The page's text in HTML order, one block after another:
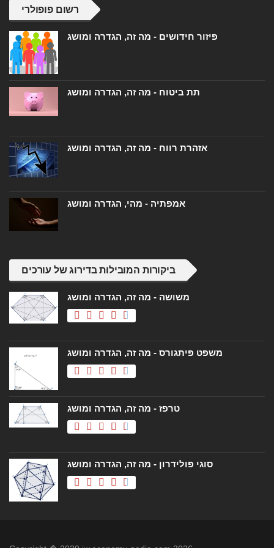
רשום פופולרי
פיזור חידושים - מה זה, הגדרה ומושג
תת ביטוח - מה זה, הגדרה ומושג
אזהרת רווח - מה זה, הגדרה ומושג
אמפתיה - מהי, הגדרה ומושג
ביקורות המובילות בדירוג של עורכים
משושה - מה זה, הגדרה ומושג
משפט פיתגורס - מה זה, הגדרה ומושג
טרפז - מה זה, הגדרה ומושג
סוגי פולידרון - מה זה, הגדרה ומושג